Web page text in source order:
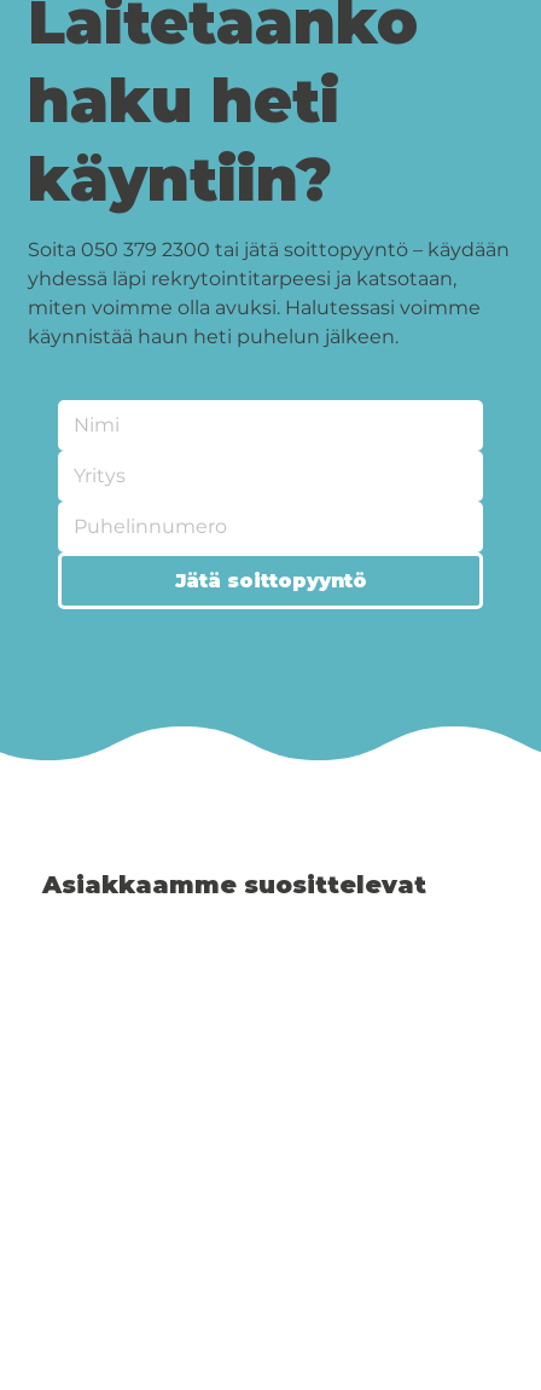
Laitetaanko
haku heti
käyntiin?
Soita 050 379 2300 tai jätä soittopyyntö – käydään
yhdessä läpi rekrytointitarpeesi ja katsotaan,
miten voimme olla avuksi. Halutessasi voimme
käynnistää haun heti puhelun jälkeen.
Jätä soittopyyntö
Asiakkaamme suosittelevat